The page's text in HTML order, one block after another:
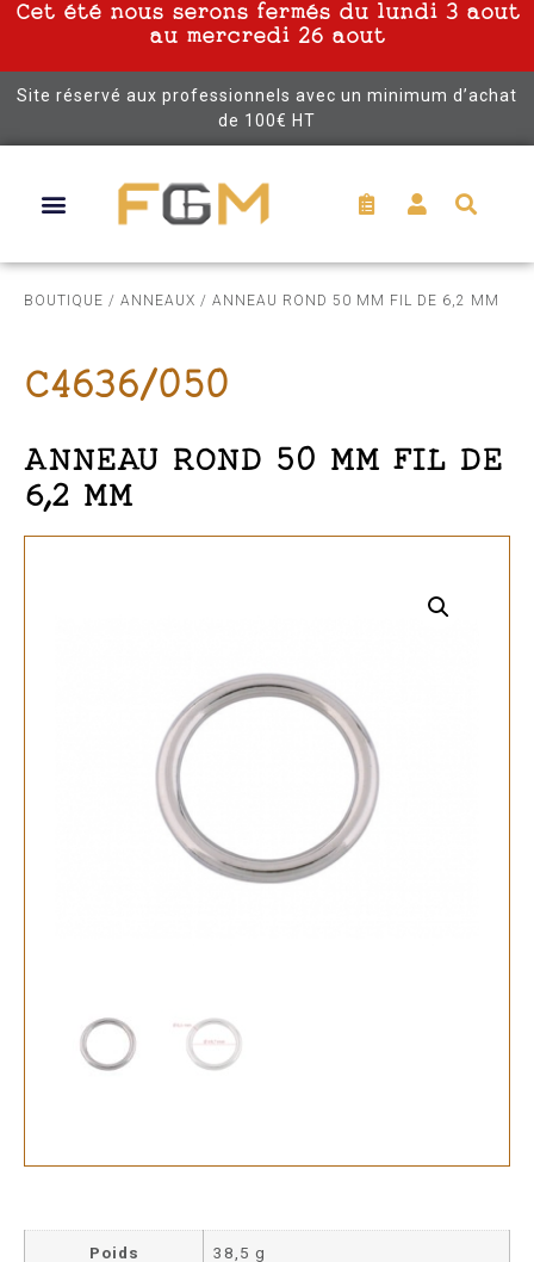
Cet été nous serons fermés du lundi 3 aout
au mercredi 26 aout
Site réservé aux professionnels avec un minimum d’achat
de 100€ HT
BOUTIQUE / ANNEAUX / ANNEAU ROND 50 MM FIL DE 6,2 MM
C4636/050
ANNEAU ROND 50 MM FIL DE
6,2 MM
Poids 38,5 g